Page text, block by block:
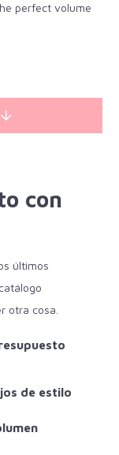
perfect volume
con
últimos
otra cosa.
de estilo